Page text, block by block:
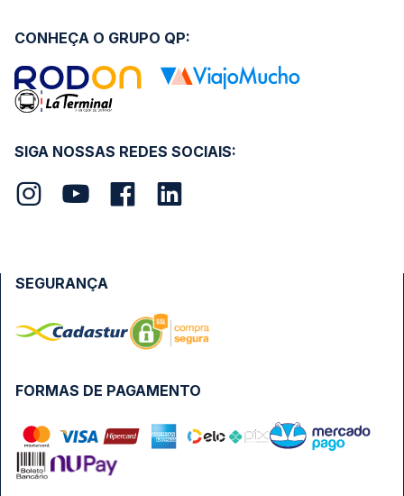
SIGA NOSSAS REDES SOCIAIS:
CONHEÇA O GRUPO QP:
FORMAS DE PAGAMENTO
SEGURANÇA